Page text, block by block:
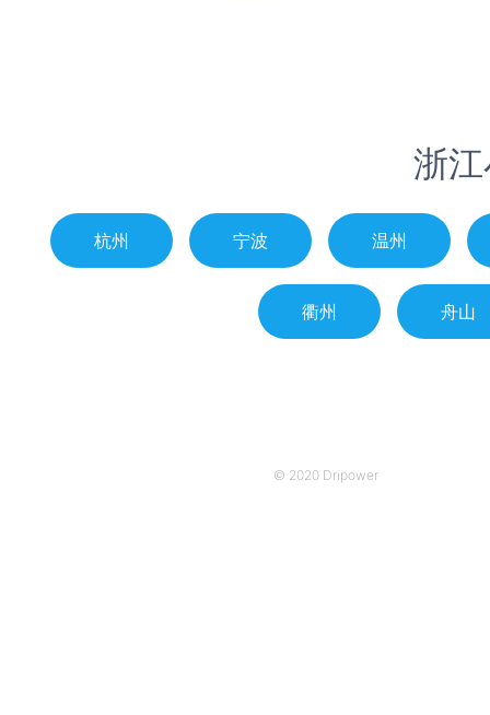
浙
杭州 宁波 温州
衢州 舟山
© 2020 Dripower